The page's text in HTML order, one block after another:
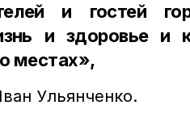
и гостей
и здоровье и
местах»,
Ульянченко.